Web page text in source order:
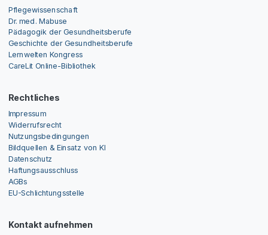
Pflegewissenschaft
Dr. med. Mabuse
Pädagogik der Gesundheitsberufe
Geschichte der Gesundheitsberufe
Lernwelten Kongress
CareLit Online-Bibliothek
Rechtliches
Impressum
Widerrufsrecht
Nutzungsbedingungen
Bildquellen & Einsatz von KI
Datenschutz
Haftungsausschluss
AGBs
EU-Schlichtungsstelle
Kontakt aufnehmen